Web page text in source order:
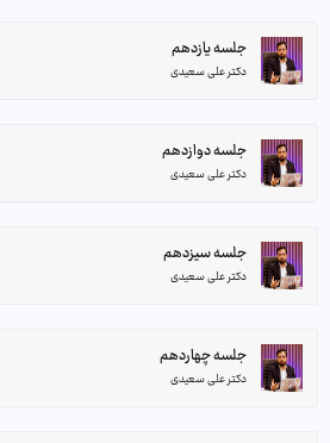
جلسه یازدهم
دکتر علی سعیدی
جلسه دوازدهم
دکتر علی سعیدی
جلسه سیزدهم
دکتر علی سعیدی
جلسه چهاردهم
دکتر علی سعیدی